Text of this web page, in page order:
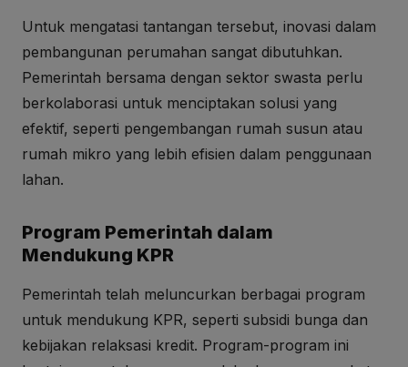
Untuk mengatasi tantangan tersebut, inovasi dalam
pembangunan perumahan sangat dibutuhkan.
Pemerintah bersama dengan sektor swasta perlu
berkolaborasi untuk menciptakan solusi yang
efektif, seperti pengembangan rumah susun atau
rumah mikro yang lebih efisien dalam penggunaan
lahan.
Program Pemerintah dalam
Mendukung KPR
Pemerintah telah meluncurkan berbagai program
untuk mendukung KPR, seperti subsidi bunga dan
kebijakan relaksasi kredit. Program-program ini